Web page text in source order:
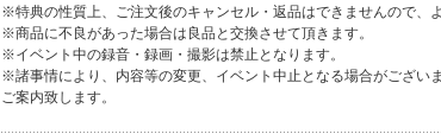
※特典の性質上、ご注文後のキャンセル・返品はできませんので、
※商品に不良があった場合は良品と交換させて頂きます。
※イベント中の録音・録画・撮影は禁止となります。
※諸事情により、内容等の変更、イベント中止となる場合がござい
ご案内致します。